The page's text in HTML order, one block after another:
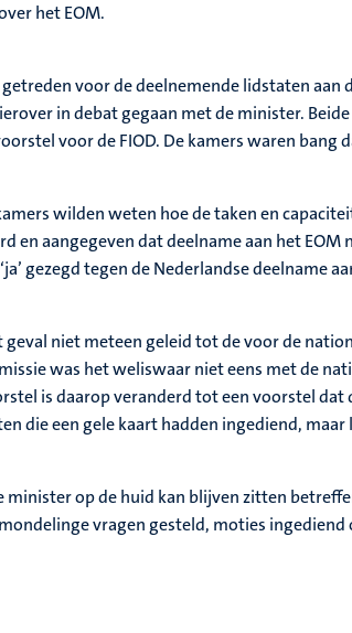
het EOM.
voor de deelnemende lidstaten
in debat gegaan met de minister.
voor de FIOD. De kamers waren
wilden weten hoe de taken en
aangegeven dat deelname aan het
gezegd tegen de Nederlandse deelname
niet meteen geleid tot de voor de
was het weliswaar niet eens met de
is daarop veranderd tot een voorstel
die een gele kaart hadden ingediend,
op de huid kan blijven zitten
vragen gesteld, moties